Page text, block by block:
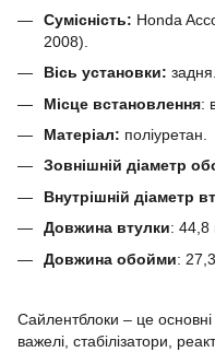
Сумісність: Honda
2008).
Вісь установки: задня.
Місце встановлення:
Матеріал: поліуретан.
Зовнішній діаметр
Внутрішній діаметр
Довжина втулки: 44,8
Довжина обойми: 27,3
Сайлентблоки – це
важелі, стабілізатори,